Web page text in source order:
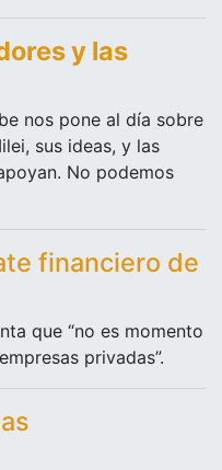
y las
nos pone al día sobre
sus ideas, y las
No podemos
financiero de
que “no es momento
privadas”.